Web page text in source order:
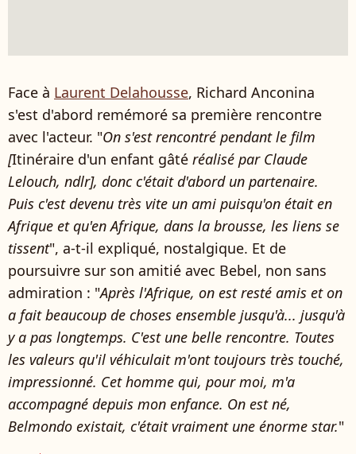
Face à Laurent Delahousse, Richard Anconina
s'est d'abord remémoré sa première rencontre
avec l'acteur. "On s'est rencontré pendant le film
[Itinéraire d'un enfant gâté réalisé par Claude
Lelouch, ndlr], donc c'était d'abord un partenaire.
Puis c'est devenu très vite un ami puisqu'on était en
Afrique et qu'en Afrique, dans la brousse, les liens se
tissent", a-t-il expliqué, nostalgique. Et de
poursuivre sur son amitié avec Bebel, non sans
admiration : "Après l'Afrique, on est resté amis et on
a fait beaucoup de choses ensemble jusqu'à... jusqu'à
y a pas longtemps. C'est une belle rencontre. Toutes
les valeurs qu'il véhiculait m'ont toujours très touché,
impressionné. Cet homme qui, pour moi, m'a
accompagné depuis mon enfance. On est né,
Belmondo existait, c'était vraiment une énorme star."